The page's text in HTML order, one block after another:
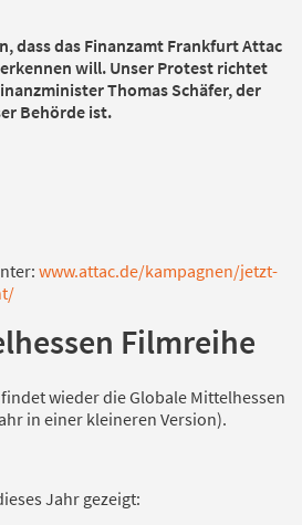
dass das Finanzamt Frankfurt Attac
will. Unser Protest richtet
Thomas Schäfer, der
Behörde ist.
www.attac.de/kampagnen/jetzt-
Filmreihe
wieder die Globale Mittelhessen
in einer kleineren Version).
Jahr gezeigt: